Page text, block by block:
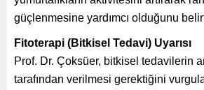
güçlenmesine yardımcı olduğunu
Fitoterapi (Bitkisel Tedavi) Uyarısı
Prof. Dr. Çoksüer, bitkisel tedavilerin
tarafından verilmesi gerektiğini